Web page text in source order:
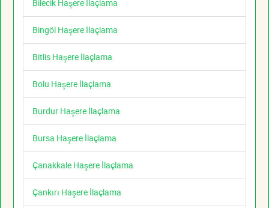
Bilecik Haşere İlaçlama
Bingöl Haşere İlaçlama
Bitlis Haşere İlaçlama
Bolu Haşere İlaçlama
Burdur Haşere İlaçlama
Bursa Haşere İlaçlama
Çanakkale Haşere İlaçlama
Çankırı Haşere İlaçlama